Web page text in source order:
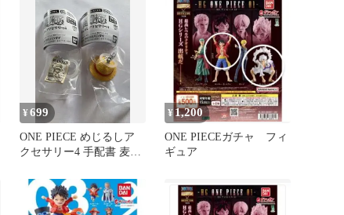
¥699
ONE PIECE めじるしア
クセサリー4 手配書 麦わ
¥ 1,200
ONE PIECEガチャ フィ
ギュア